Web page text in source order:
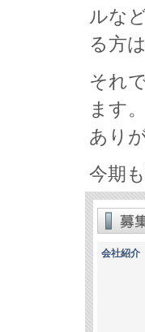
ルな
る方
それ
ます。
あり
今期
会社紹介